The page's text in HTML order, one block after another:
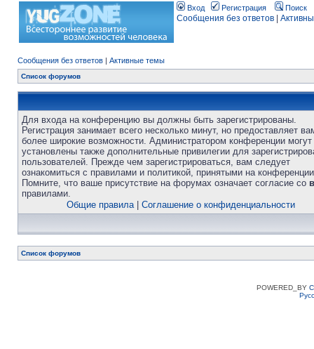
Вход Регистрация Поиск
Сообщения без ответов
Сообщения без ответов | Активные темы
Список форумов
Для входа на конференцию вы должны быть зарегистрированы.
Регистрация занимает всего несколько минут, но предоставляет
более широкие возможности. Администратором конференции
установлены также дополнительные привилегии для
пользователей. Прежде чем зарегистрироваться, вам следует
ознакомиться с правилами и политикой, принятыми на
Помните, что ваше присутствие на форумах означает согласие со
правилами.
Общие правила| Соглашение о конфиденциальности
Список форумов
POWERED_BY